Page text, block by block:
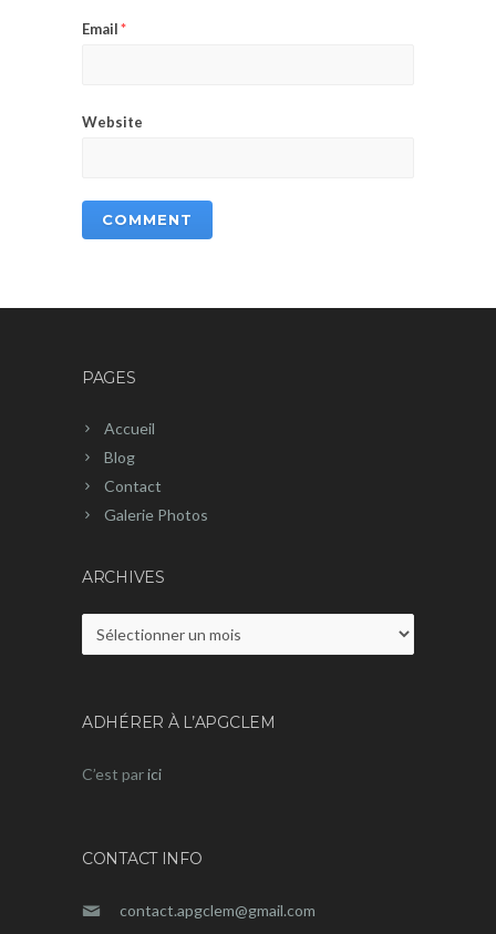
Email*
Website
PAGES
Accueil
Blog
Contact
Galerie Photos
ARCHIVES
Archives
ADHÉRER À L’APGCLEM
C’est parici
CONTACT INFO
contact.apgclem@gmail.com